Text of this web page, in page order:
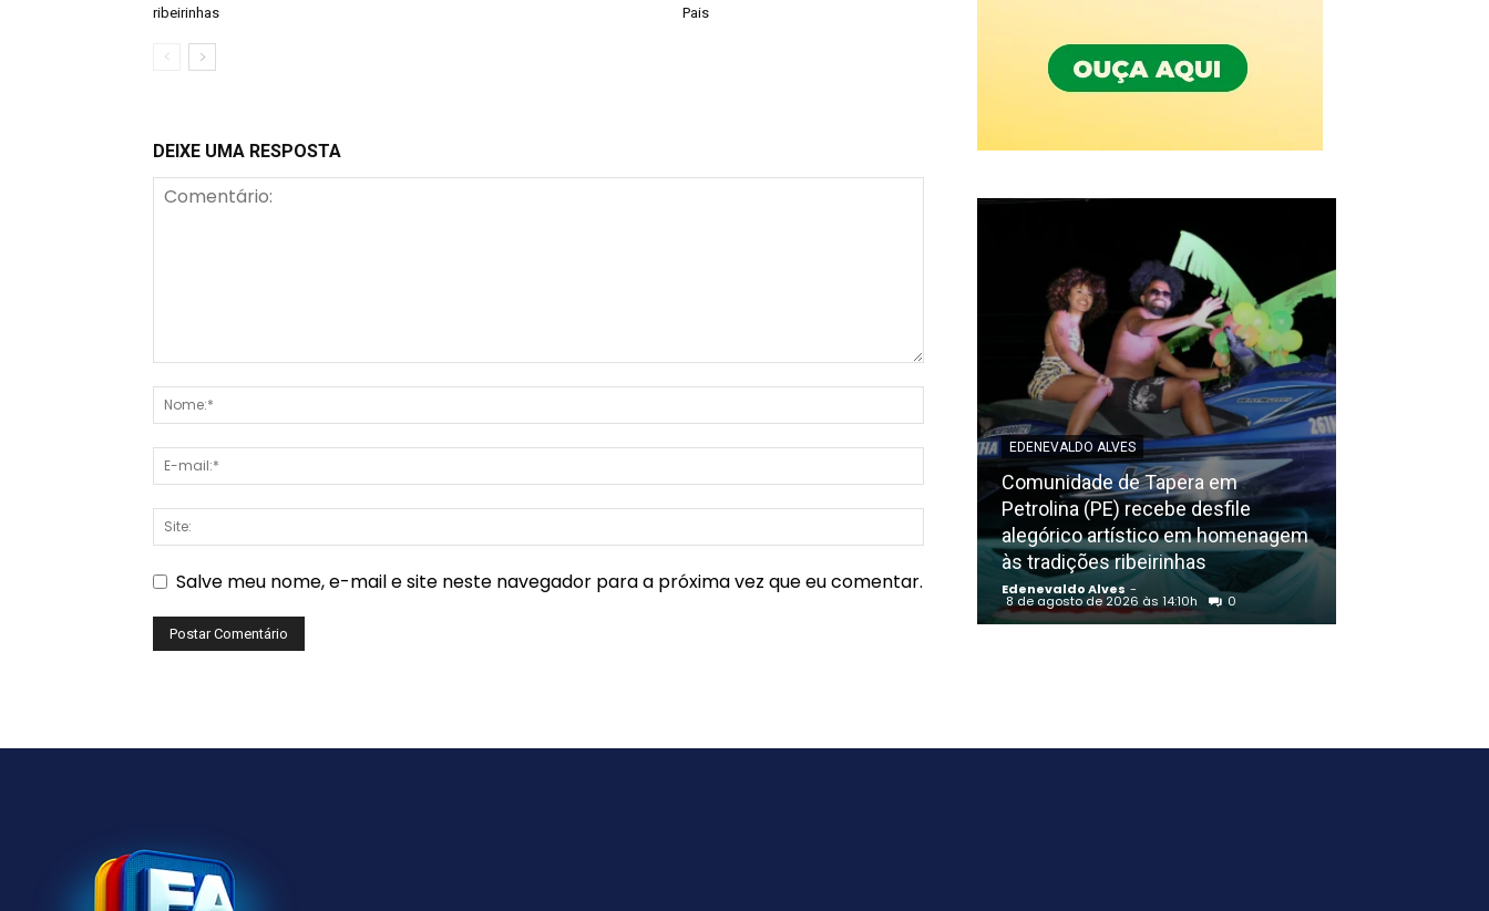
ribeirinhas
Pais
DEIXE UMA RESPOSTA
Salve meu nome, e-mail e site neste navegador para a próxima vez que eu comentar.
EDENEVALDO ALVES
Comunidade de Tapera em
Petrolina (PE) recebe desfile
alegórico artístico em homenagem
às tradições ribeirinhas
Edenevaldo Alves -
8 de agosto de 2026 às 14:10h 0